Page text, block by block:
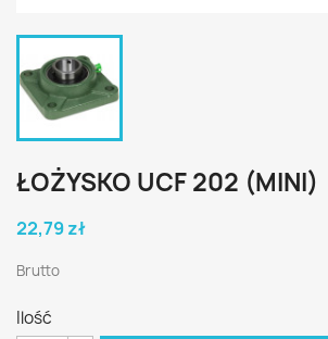
ŁOŻYSKO UCF 202 (MINI)
22,79 zł
Brutto
Ilość